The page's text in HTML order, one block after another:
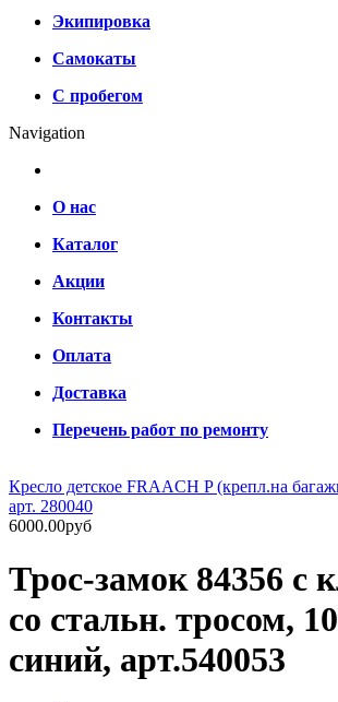
Экипировка
Самокаты
С пробегом
Navigation
О нас
Каталог
Акции
Контакты
Оплата
Доставка
Перечень работ по ремонту
Кресло детское FRAACH P (крепл.на
арт. 280040
6000.00руб
Трос-замок 84356 с
со стальн. тросом,
синий, арт.540053